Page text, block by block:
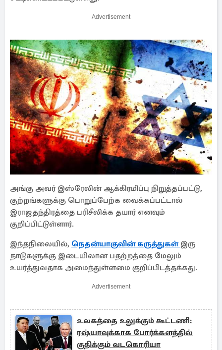
Advertisement
அங்கு அவர் இஸ்ரேலின் ஆக்கிரமிப்பு நிறுத்தப்பட்டு,
குற்றங்களுக்கு பொறுப்பேற்க வைக்கப்பட்டால்
இராஜதந்திரத்தை பரிசீலிக்க தயார் எனவும்
குறிப்பிட்டுள்ளார்.
இந்தநிலையில், நெதன்யாகுவின் கருத்துகள் இரு
நாடுகளுக்கு இடையிலான பதற்றத்தை மேலும்
உயர்த்துவதாக அமைந்துள்ளமை குறிப்பிடத்தக்கது.
Advertisement
உலகத்தை உலுக்கும் கூட்டணி:
ரஷ்யாவுக்காக போர்க்களத்தில்
குதிக்கும் வடகொரியா